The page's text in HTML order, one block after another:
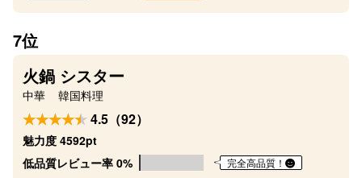
7位
火鍋 シスター
中華 韓国料理
4.5（92）
魅力度 4592pt
低品質レビュー率 0%
完全高品質！